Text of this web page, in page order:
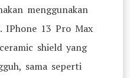
menggunakan
IPhone 13 Pro Max
shield yang
sama seperti